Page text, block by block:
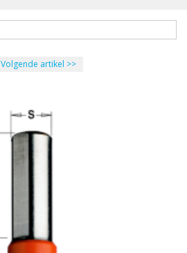
Volgende artikel >>